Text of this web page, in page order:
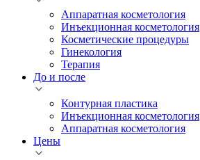
Аппаратная косметология
Инъекционная косметология
Косметические процедуры
Гинекология
Терапия
До и после
Контурная пластика
Инъекционная косметология
Аппаратная косметология
Цены